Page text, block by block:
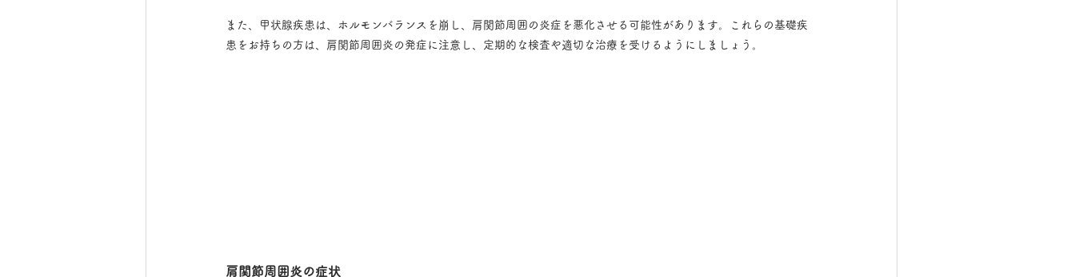
また、甲状腺疾患は、ホルモンバランスを崩し、肩関節周囲の炎症を悪化させる可能性があります。これらの基礎疾
患をお持ちの方は、肩関節周囲炎の発症に注意し、定期的な検査や適切な治療を受けるようにしましょう。
肩関節周囲炎の症状